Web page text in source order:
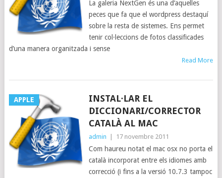
La galeria NextGen és una d’aquelles
peces que fa que el wordpress destaquí
sobre la resta de sistemes. Ens permet
tenir col·leccions de fotos classificades
d’una manera organitzada i sense
Read More
APPLE
INSTAL·LAR EL
DICCIONARI/CORRECTOR
CATALÀ AL MAC
admin 17 novembre 2011
Com haureu notat el mac osx no porta el
català incorporat entre els idiomes amb
correcció (i fins a la versió 10.7.3 tampoc